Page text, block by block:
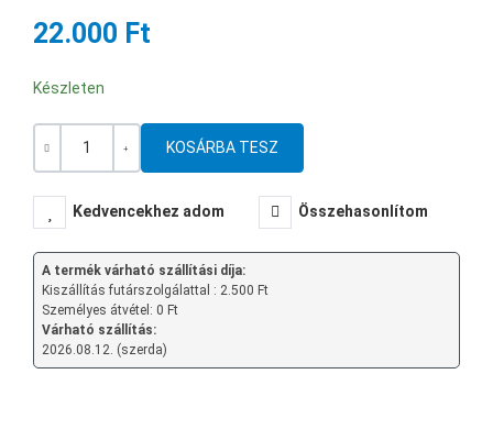
22.000 Ft
Készleten
Mennyiség
Kedvencekhez adom Összehasonlítom
A termék várható szállítási díja:
Kiszállítás futárszolgálattal : 2.500 Ft
Személyes átvétel: 0 Ft
Várható szállítás:
2026.08.12. (szerda)